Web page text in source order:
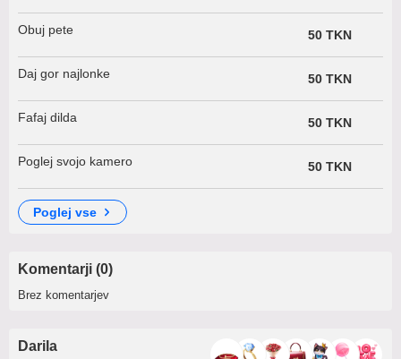
Obuj pete 50 TKN
Daj gor najlonke 50 TKN
Fafaj dilda 50 TKN
Poglej svojo kamero 50 TKN
poglej vse
Komentarji (0)
Brez komentarjev
Darila